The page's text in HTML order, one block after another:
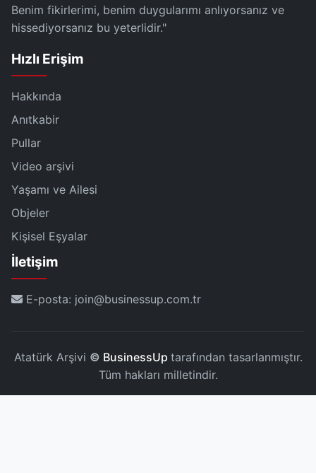
Benim fikirlerimi, benim duygularımı anlıyorsanız ve
hissediyorsanız bu yeterlidir."
Hızlı Erişim
Hakkında
Anıtkabir
Pullar
Video arşivi
Yaşamı ve Ailesi
Objeler
Kişisel Eşyalar
İletişim
E-posta: join@businessup.com.tr
Atatürk Arşivi © BusinessUp tarafından tasarlanmıştır.
Tüm hakları milletindir.